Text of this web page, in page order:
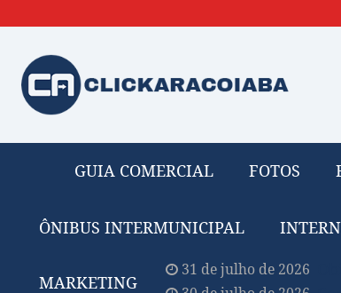
GUIA COMERCIAL FOTOS
ÔNIBUS INTERMUNICIPAL
MARKETING
31 de julho de 2026